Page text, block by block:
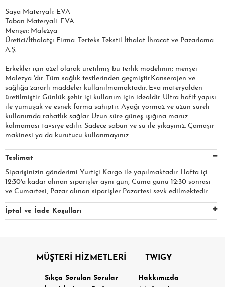
Saya Materyali: EVA
Taban Materyali: EVA
Menşei: Malezya
Üretici/İthalatçı Firma: Terteks Tekstil İthalat İhracat ve Pazarlama
A.Ş.​​​
Erkekler için özel olarak üretilmiş bu terlik modelinin; menşei
Malezya 'dır. Tüm sağlık testlerinden geçmiştir.Kanserojen ve
sağlığa zararlı maddeler kullanılmamaktadır. Eva materyalden
üretilmiştir. Günlük şehir içi kullanım için idealdir. Ultra hafif yapısı
ile yumuşak ve esnek forma sahiptir. Ayağı yormaz ve uzun süreli
kullanımda rahatlık sağlar. Uzun süre güneş ışığına maruz
kalmaması tavsiye edilir. Sadece sabun ve su ile yıkayınız. Çamaşır
makinesi ya da kurutucu kullanmayınız.
Teslimat
Siparişinizin gönderimi Yurtiçi Kargo ile yapılmaktadır. Hafta içi
12:30'a kadar alınan siparişler aynı gün, Cuma günü 12:30 sonrası
ve Cumartesi, Pazar alınan siparişler Pazartesi sevk edilmektedir.
İptal ve İade Koşulları
MÜŞTERİ HİZMETLERİ
Sıkça Sorulan Sorular
TWIGY
Hakkımızda